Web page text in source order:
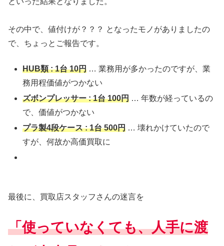
その中で、値付けが？？？ となったモノがありましたの
で、ちょっとご報告です。
HUB類 : 1台 10円 … 業務用が多かったのですが、業
務用程価値がつかない
ズボンプレッサー : 1台 100円 … 年数が経っているの
で、価値がつかない
プラ製4段ケース : 1台 500円 … 壊れかけていたので
すが、何故か高価買取に
最後に、買取店スタッフさんの迷言を
「使っていなくても、人手に渡